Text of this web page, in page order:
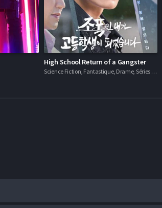
High School Return of a Gangster
Science Fiction, Fantastique, Drame, Séries VOSTFR